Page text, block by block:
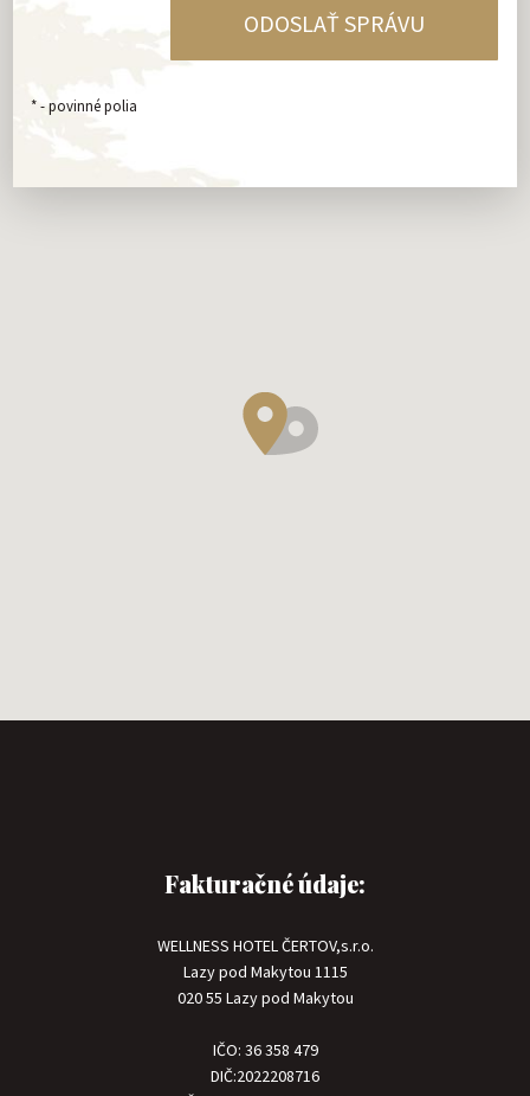
*- povinné polia
Fakturačné údaje:
WELLNESS HOTEL ČERTOV,s.r.o.
Lazy pod Makytou 1115
020 55 Lazy pod Makytou
IČO: 36 358 479
DIČ:2022208716